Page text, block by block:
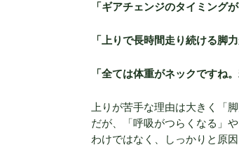
「ギアチェンジのタイミング
「上りで長時間走り続ける脚
「全ては体重がネックですね
上りが苦手な理由は大きく「
だが、「呼吸がつらくなる」
わけではなく、しっかりと原